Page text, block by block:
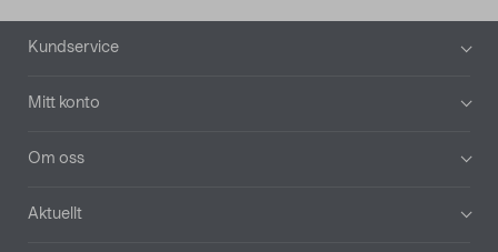
Sidfot
Kundservice
Mitt konto
Om oss
Aktuellt